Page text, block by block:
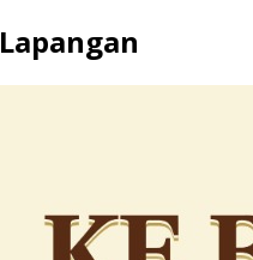
Lapangan